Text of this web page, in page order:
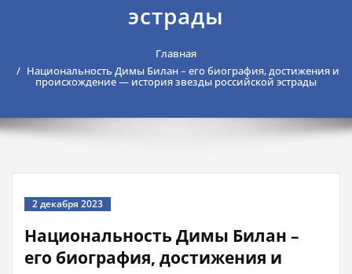
эстрады
Главная
Национальность Димы Билан – его биография, достижения и
происхождение — история звезды российской эстрады
2 декабря 2023
Национальность Димы Билан –
его биография, достижения и